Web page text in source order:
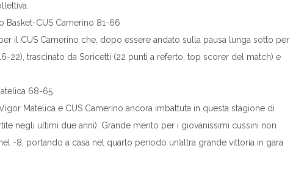
Basket-CUS Camerino 81-66
il CUS Camerino che, dopo essere andato sulla pausa lunga sotto per
22), trascinato da Soricetti (22 punti a referto, top scorer del match) e
68-65
Matelica e CUS Camerino ancora imbattuta in questa stagione di
negli ultimi due anni). Grande merito per i giovanissimi cussini non
-8, portando a casa nel quarto periodo un’altra grande vittoria in gara